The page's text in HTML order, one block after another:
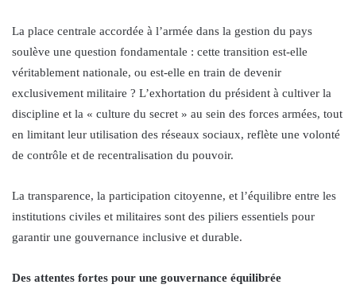
La place centrale accordée à l’armée dans la gestion du pays
soulève une question fondamentale : cette transition est-elle
véritablement nationale, ou est-elle en train de devenir
exclusivement militaire ? L’exhortation du président à cultiver la
discipline et la « culture du secret » au sein des forces armées, tout
en limitant leur utilisation des réseaux sociaux, reflète une volonté
de contrôle et de recentralisation du pouvoir.
La transparence, la participation citoyenne, et l’équilibre entre les
institutions civiles et militaires sont des piliers essentiels pour
garantir une gouvernance inclusive et durable.
Des attentes fortes pour une gouvernance équilibrée